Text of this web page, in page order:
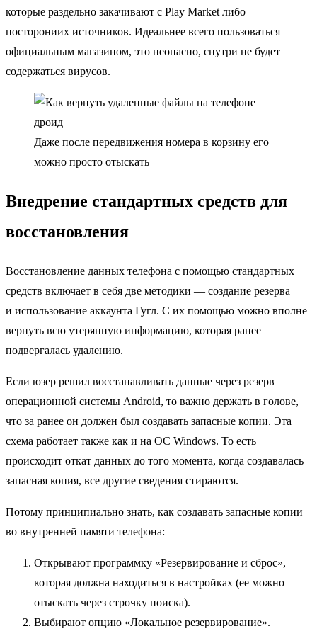
которые раздельно закачивают с Play Market либо
посторониих источников. Идеальнее всего пользоваться
официальным магазином, это неопасно, снутри не будет
содержаться вирусов.
Даже после передвижения номера в корзину его
можно просто отыскать
Внедрение стандартных средств для
восстановления
Восстановление данных телефона с помощью стандартных
средств включает в себя две методики — создание резерва
и использование аккаунта Гугл. С их помощью можно вполне
вернуть всю утерянную информацию, которая ранее
подвергалась удалению.
Если юзер решил восстанавливать данные через резерв
операционной системы Android, то важно держать в голове,
что за ранее он должен был создавать запасные копии. Эта
схема работает также как и на ОС Windows. То есть
происходит откат данных до того момента, когда создавалась
запасная копия, все другие сведения стираются.
Потому принципиально знать, как создавать запасные копии
во внутренней памяти телефона:
Открывают программку «Резервирование и сброс»,
которая должна находиться в настройках (ее можно
отыскать через строчку поиска).
Выбирают опцию «Локальное резервирование».